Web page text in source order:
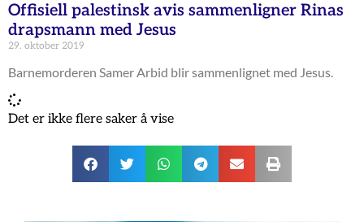
Offisiell palestinsk avis sammenligner Rinas
drapsmann med Jesus
29. oktober 2019
Barnemorderen Samer Arbid blir sammenlignet med Jesus.
Det er ikke flere saker å vise